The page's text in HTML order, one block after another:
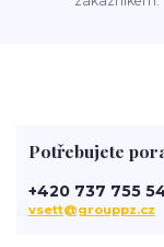
Potřebujete
+420 737 755
vsett@grouppz.cz